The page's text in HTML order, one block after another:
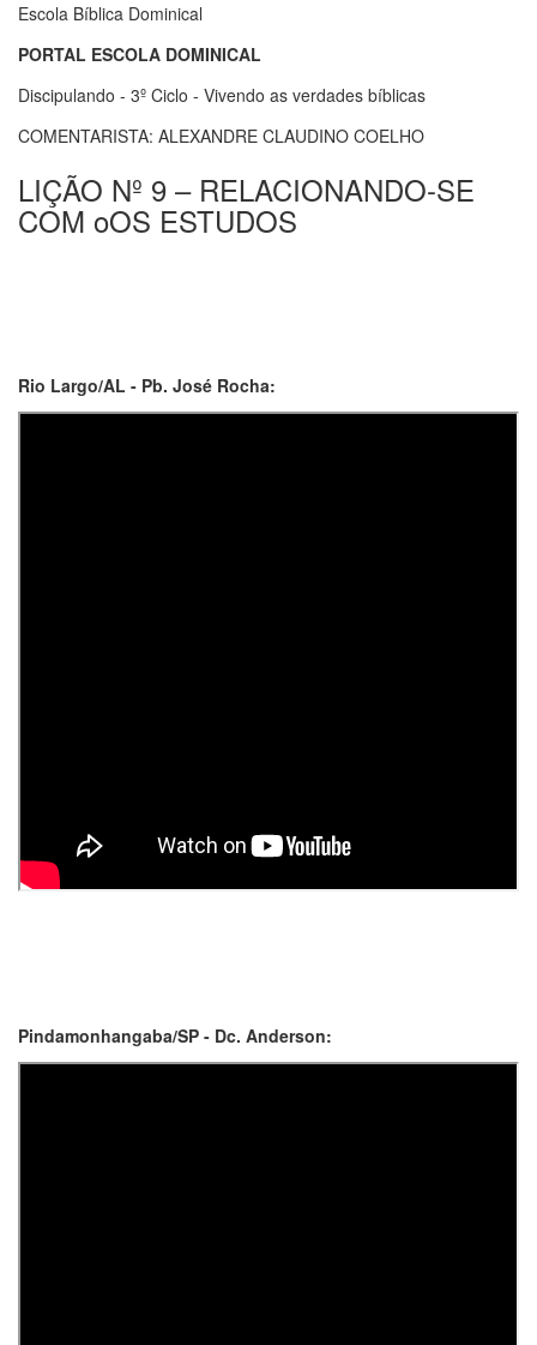
Escola Bíblica Dominical
PORTAL ESCOLA DOMINICAL
Discipulando - 3º Ciclo - Vivendo as verdades bíblicas
COMENTARISTA: ALEXANDRE CLAUDINO COELHO
LIÇÃO Nº 9 – RELACIONANDO-SE
COM oOS ESTUDOS
Rio Largo/AL - Pb. José Rocha:
Pindamonhangaba/SP - Dc. Anderson: